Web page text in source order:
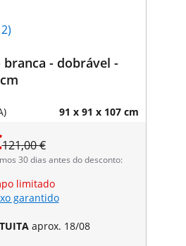
branca - dobrável -
91 x 91 x 107 cm
121,00 €
30 dias antes do desconto:
limitado
garantido
aprox. 18/08